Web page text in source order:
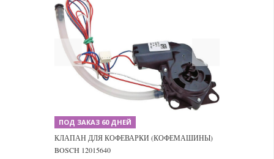
Previous
ПОД ЗАКАЗ 60 ДНЕЙ
КЛАПАН ДЛЯ КОФЕВАРКИ (КОФЕМАШИНЫ)
BOSCH 12015640